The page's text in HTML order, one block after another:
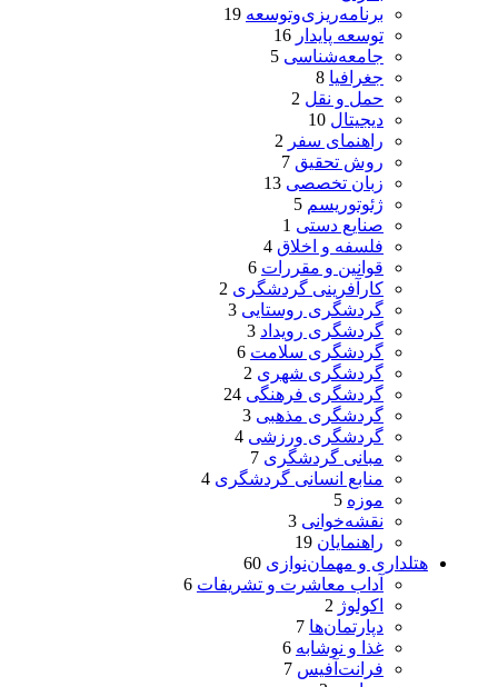
برنامه‌ریزی‌وتوسعه 19
توسعه پایدار 16
جامعه‌شناسی 5
جغرافیا 8
حمل و نقل 2
دیجیتال 10
راهنمای سفر 2
روش تحقیق 7
زبان تخصصی 13
ژئوتوریسم 5
صنایع دستی 1
فلسفه و اخلاق 4
قوانین و مقررات 6
کارآفرینی گردشگری 2
گردشگری روستایی 3
گردشگری رویداد 3
گردشگری سلامت 6
گردشگری شهری 2
گردشگری فرهنگی 24
گردشگری مذهبی 3
گردشگری ورزشی 4
مبانی گردشگری 7
منابع انسانی گردشگری 4
موزه 5
نقشه‌خوانی 3
راهنمایان 19
هتلداری و مهمان‌نوازی 60
آداب معاشرت و تشریفات 6
اکولوژ 2
دپارتمان‌ها 7
غذا و نوشابه 6
فرانت‌آفیس 7